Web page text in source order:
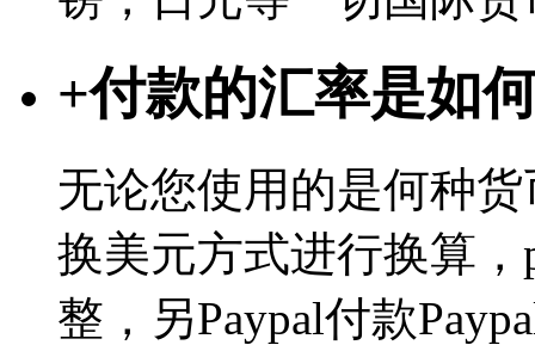
+付款的汇率是如
无论您使用的是何种
换美元方式进行换算
整，另Paypal付款